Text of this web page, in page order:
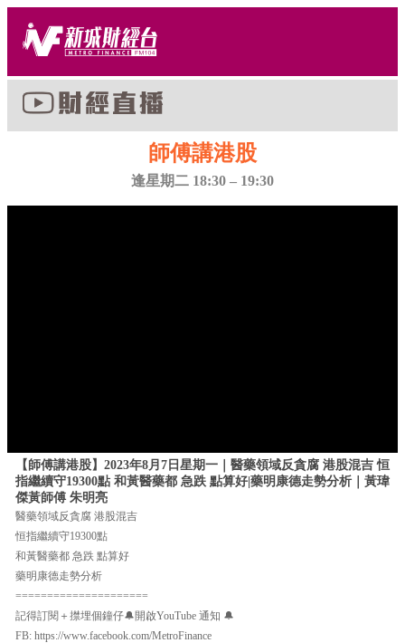
師傅講港股
逢星期二 18:30 – 19:30
【師傅講港股】2023年8月7日星期一｜醫藥領域反貪腐 港股混吉 恒
指繼續守19300點 和黃醫藥都 急跌 點算好|藥明康德走勢分析｜黃瑋
傑黃師傅 朱明亮
醫藥領域反貪腐 港股混吉
恒指繼續守19300點
和黃醫藥都 急跌 點算好
藥明康德走勢分析
=====================
記得訂閱＋㩒埋個鐘仔🔔開啟YouTube 通知 🔔
FB: https://www.facebook.com/MetroFinance